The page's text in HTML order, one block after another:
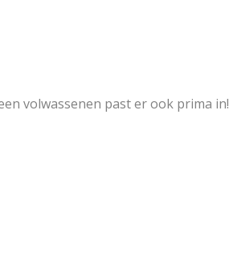
volwassenen past er ook prima in!